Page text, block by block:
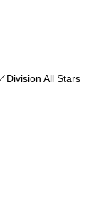
Division All Stars